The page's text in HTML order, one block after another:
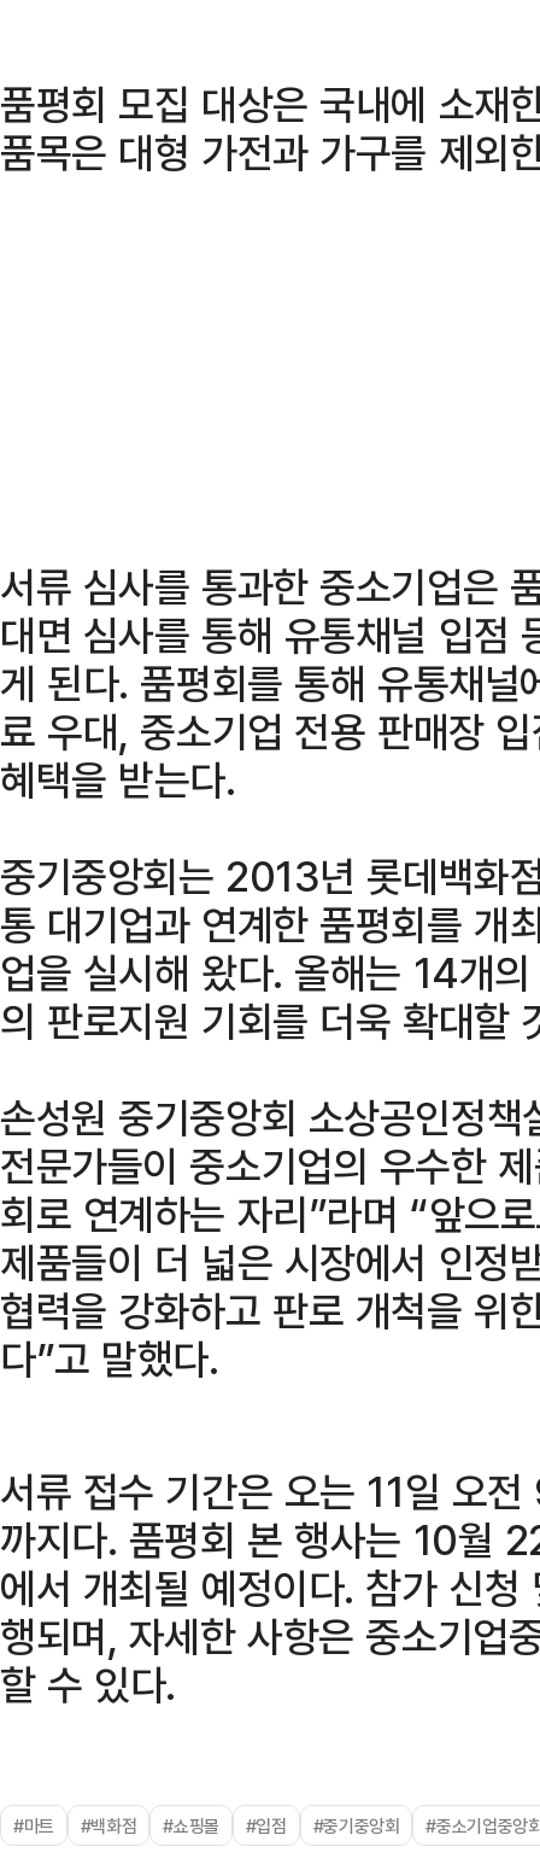
품평회 모집 대상은 국내에 소재
품목은 대형 가전과 가구를 제외
서류 심사를 통과한 중소기업은
대면 심사를 통해 유통채널 입점
게 된다. 품평회를 통해 유통채
료 우대, 중소기업 전용 판매장
혜택을 받는다.
중기중앙회는 2013년 롯데백화
통 대기업과 연계한 품평회를 개
업을 실시해 왔다. 올해는 14개
의 판로지원 기회를 더욱 확대할
손성원 중기중앙회 소상공인정
전문가들이 중소기업의 우수한
회로 연계하는 자리”라며 “앞으
제품들이 더 넓은 시장에서 인정
협력을 강화하고 판로 개척을 위
다”고 말했다.
서류 접수 기간은 오는 11일 오
까지다. 품평회 본 행사는 10월
에서 개최될 예정이다. 참가 신
행되며, 자세한 사항은 중소기업
할 수 있다.
#마트 #백화점 #쇼핑몰 #입점 #중기중앙회 #중소기업중앙